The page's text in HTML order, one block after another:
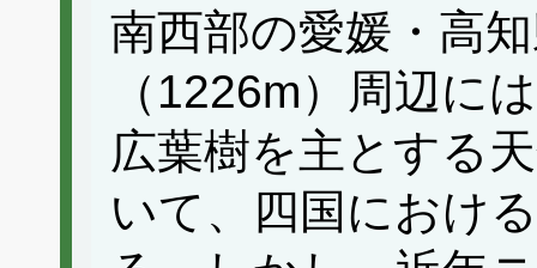
南西部の愛媛・高
（1226m）周辺に
広葉樹を主とする
いて、四国におけ